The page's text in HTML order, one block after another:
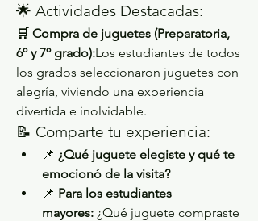
🌟 Actividades Destacadas:
🛒 Compra de juguetes (Preparatoria,
6º y 7º grado):Los estudiantes de todos
los grados seleccionaron juguetes con
alegría, viviendo una experiencia
divertida e inolvidable.
📝 Comparte tu experiencia:
📌 ¿Qué juguete elegiste y qué te
emocionó de la visita?
📌 Para los estudiantes
mayores: ¿Qué juguete compraste